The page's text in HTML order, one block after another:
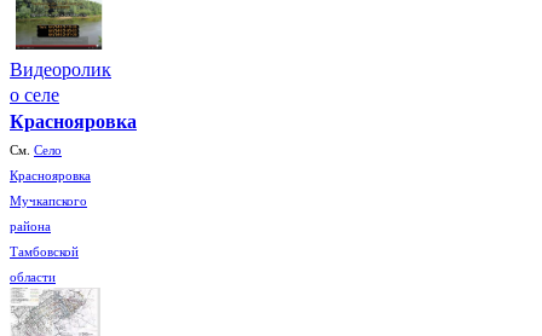
Видеоролик
о селе
Краснояровка
См. Село
Краснояровка
Мучкапского
района
Тамбовской
области